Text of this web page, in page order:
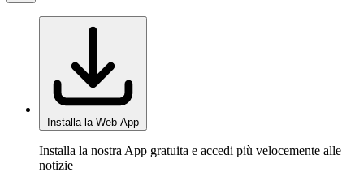
Installa la Web App
Installa la nostra App gratuita e accedi più velocemente alle
notizie